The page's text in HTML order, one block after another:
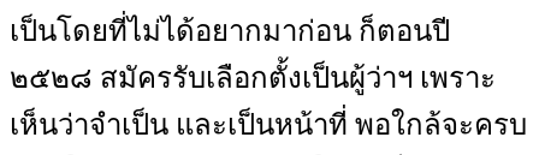
เป็นโดยที่ไม่ได้อยากมาก่อน ก็ตอนปี
๒๕๒๘ สมัครรับเลือกตั้งเป็นผู้ว่าฯ เพราะ
เห็นว่าจำเป็น และเป็นหน้าที่ พอใกล้จะครบ